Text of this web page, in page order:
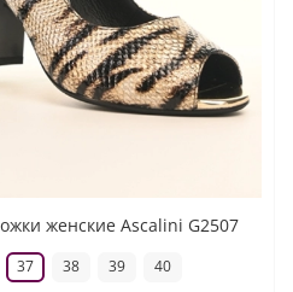
женские Ascalini G2507
37 38 39 40